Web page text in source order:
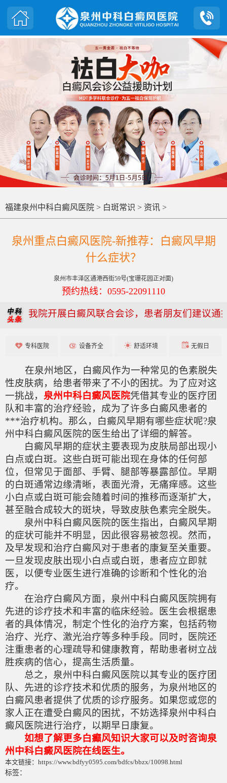
福建泉州中科白癜风医院 > 白斑常识 > 资讯 >
泉州重点白癜风医院-新推荐：白癜风早期
什么症状？
泉州市丰泽区通港西街59号(宝珊花园正对面)
预约热线：0595-22091110
我院开展白癜风联合会诊，患者朋友们建议通
专科医院 设备齐全 舒适环境 无假日
在泉州地区，白癜风作为一种常见的色素脱失
性皮肤病，给患者带来了不小的困扰。为了应对这
一挑战， 泉州中科白癜风医院凭借其专业的医疗团
队和丰富的治疗经验，成为了许多白癜风患者的
***治疗机构。那么，白癜风早期有哪些症状呢?泉
州中科白癜风医院的医生给出了详细的解答。
白癜风早期的症状主要表现为皮肤局部出现小
白点或白斑。这些白斑可能出现在身体的任何部
位，但常见于面部、手臂、腿部等暴露部位。早期
的白斑通常边缘清晰，表面光滑，无痛痒感。这些
小白点或白斑可能会随着时间的推移而逐渐扩大，
甚至融合成较大的斑块，导致皮肤色素完全脱失。
泉州中科白癜风医院的医生指出，白癜风早期
的症状可能并不明显，因此很容易被忽视。然而，
及早发现和治疗白癜风对于患者的康复至关重要。
一旦发现皮肤出现小白点或白斑，患者应立即就
医，以便专业医生进行准确的诊断和个性化的治
疗。
在治疗白癜风方面，泉州中科白癜风医院拥有
先进的诊疗技术和丰富的临床经验。医生会根据患
者的具体情况，制定个性化的治疗方案，包括药物
治疗、光疗、激光治疗等多种手段。同时，医院还
注重患者的心理疏导和健康教育，帮助患者树立战
胜疾病的信心，提高生活质量。
总之，泉州中科白癜风医院以其专业的医疗团
队、先进的诊疗技术和优质的服务，为泉州地区的
白癜风患者提供了优质的诊疗服务。如果您或您的
家人正在遭受白癜风的困扰，不妨选择泉州中科白
癜风医院进行治疗，以期早日康复。
如想了解更多白癫风知识大家可以及时咨询泉
州中科白癜风医院在线医生。
本文链接：https://www.bdfyy0595.com/bdfcs/bbzx/10098.html
标签：